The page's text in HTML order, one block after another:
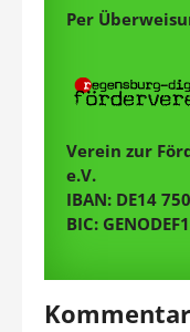
Per
Verein zur
e.V.
IBAN: DE14
BIC: